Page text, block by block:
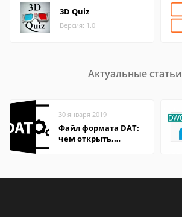
3D Quiz
Версия: 1.0
Актуальные статьи
30 января 2019
Файл формата DAT:
чем открыть,